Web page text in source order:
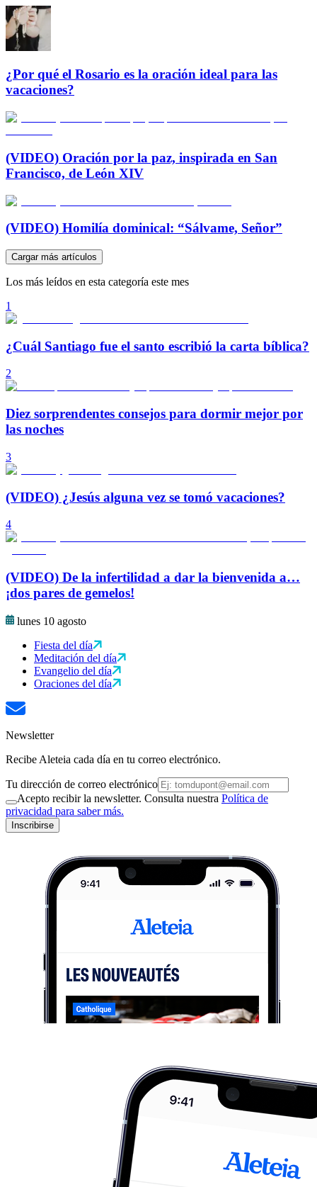
¿Por qué el Rosario es la oración ideal para las
vacaciones?
(VIDEO) Oración por la paz, inspirada en San
Francisco, de León XIV
(VIDEO) Homilía dominical: “Sálvame, Señor”
Cargar más artículos
Los más leídos en esta categoría este mes
1
¿Cuál Santiago fue el santo escribió la carta bíblica?
2
Diez sorprendentes consejos para dormir mejor por
las noches
3
(VIDEO) ¿Jesús alguna vez se tomó vacaciones?
4
(VIDEO) De la infertilidad a dar la bienvenida a…
¡dos pares de gemelos!
lunes 10 agosto
Fiesta del día
Meditación del día
Evangelio del día
Oraciones del día
Newsletter
Recibe Aleteia cada día en tu correo electrónico.
Tu dirección de correo electrónico
Acepto recibir la newsletter. Consulta nuestra Política de
privacidad para saber más.
Inscribirse